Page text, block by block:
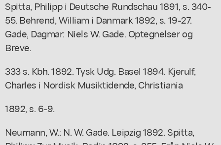
Spitta, Philipp i Deutsche Rundschau 1891, s. 340-
55. Behrend, William i Danmark 1892, s. 19-27.
Gade, Dagmar: Niels W. Gade. Optegnelser og
Breve.
333 s. Kbh. 1892. Tysk Udg. Basel 1894. Kjerulf,
Charles i Nordisk Musiktidende, Christiania
1892, s. 6-9.
Neumann, W.: N. W. Gade. Leipzig 1892. Spitta,